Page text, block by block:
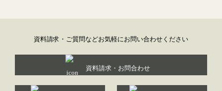
資料請求・ご質問などお気軽にお問い合わせください
資料請求・お問合わせ